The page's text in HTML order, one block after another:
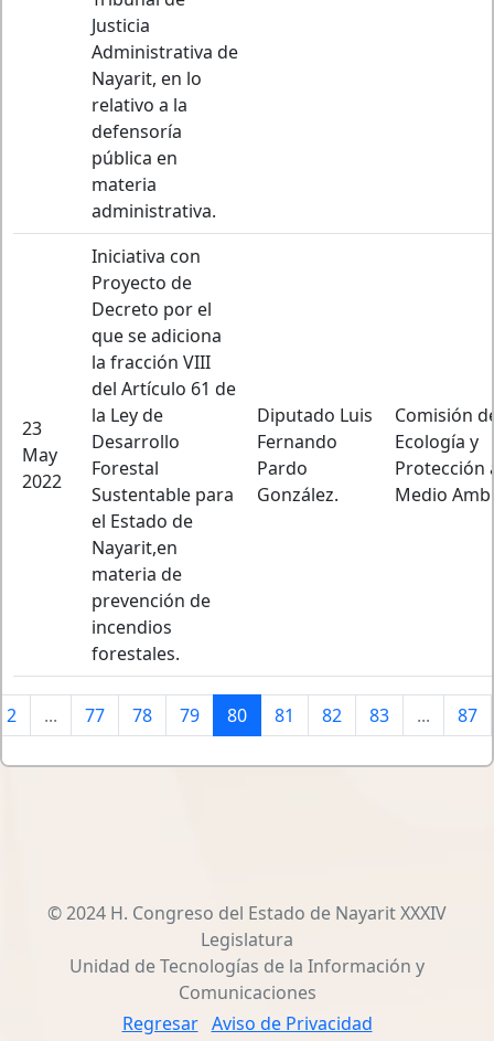
Justicia
Administrativa de
Nayarit, en lo
relativo a la
defensoría
pública en
materia
administrativa.
23
May
2022
Iniciativa con
Proyecto de
Decreto por el
que se adiciona
la fracción VIII
del Artículo 61 de
la Ley de
Desarrollo
Forestal
Sustentable para
el Estado de
Nayarit,en
materia de
prevención de
incendios
forestales.
Diputado Luis
Fernando
Pardo
González.
Comisión
Ecología y
Protección
Medio
2 ... 77 78 79 80 81 82 83 ... 87
© 2024 H. Congreso del Estado de Nayarit XXXIV
Legislatura
Unidad de Tecnologías de la Información y
Comunicaciones
Regresar Aviso de Privacidad